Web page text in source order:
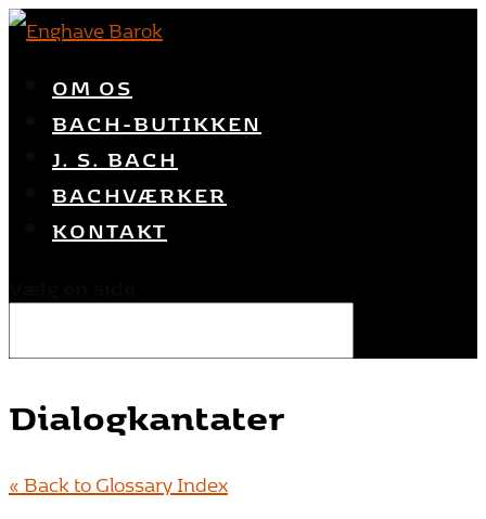
OM OS
BACH-BUTIKKEN
J. S. BACH
BACHVÆRKER
KONTAKT
Dialogkantater
« Back to Glossary Index